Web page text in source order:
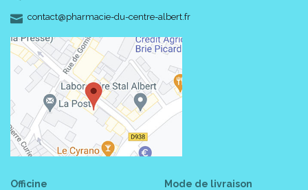
contact-
@-
pharmacie-du-centre-albert.fr
Officine Mode de livraison